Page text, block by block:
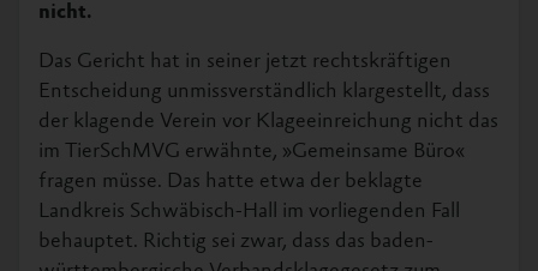
nicht.
Das Gericht hat in seiner jetzt rechtskräftigen
Entscheidung unmissverständlich klargestellt, dass
der klagende Verein vor Klageeinreichung nicht das
im TierSchMVG erwähnte, »Gemeinsame Büro«
fragen müsse. Das hatte etwa der beklagte
Landkreis Schwäbisch-Hall im vorliegenden Fall
behauptet. Richtig sei zwar, dass das baden-